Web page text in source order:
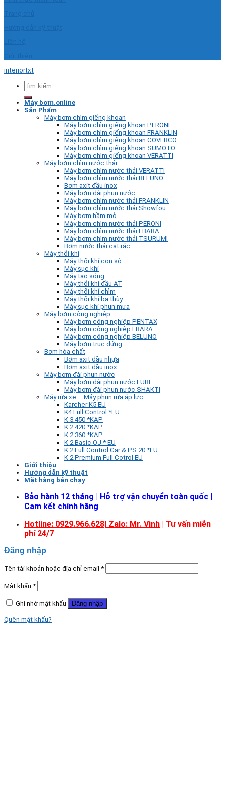
interiortxt
Tìm
kiếm:
Máy bơm.online
Sản Phẩm
Máy bơm chìm giếng khoan
Máy bơm chìm giếng khoan PERONI
Máy bơm chìm giếng khoan FRANKLIN
Máy bơm chìm giếng khoan COVERCO
Máy bơm chìm giếng khoan SUMOTO
Máy bơm chìm giếng khoan VERATTI
Máy bơm chìm nước thải
Máy bơm chìm nước thải VERATTI
Máy bơm chìm nước thải BELUNO
Bơm axit đầu inox
Máy bơm đài phun nước
Máy bơm chìm nước thải FRANKLIN
Máy bơm chìm nước thải Showfou
Máy bơm hầm mỏ
Máy bơm chìm nước thải PERONI
Máy bơm chìm nước thải EBARA
Máy bơm chìm nước thải TSURUMI
Bơm nước thải cắt rác
Máy thổi khí
Máy thổi khí con sò
Máy sục khí
Máy tạo sóng
Máy thổi khí đầu AT
Máy thổi khí chìm
Máy thổi khí ba thùy
Máy sục khí phun mưa
Máy bơm công nghiệp
Máy bơm công nghiệp PENTAX
Máy bơm công nghiệp EBARA
Máy bơm công nghiệp BELUNO
Máy bơm trục đứng
Bơm hóa chất
Bơm axit đầu nhựa
Bơm axit đầu inox
Máy bơm đài phun nước
Máy bơm đài phun nước LUBI
Máy bơm đài phun nước SHAKTI
Máy rửa xe – Máy phun rửa áp lực
Karcher K5 EU
K4 Full Control *EU
K 3.450 *KAP
K 2.420 *KAP
K 2.360 *KAP
K 2 Basic OJ * EU
K 2 Full Control Car & PS 20 *EU
K 2 Premium Full Cotrol EU
Giới thiệu
Hướng dẫn kỹ thuật
Mặt hàng bán chạy
Bảo hành 12 tháng | Hỗ trợ vận chuyển toàn quốc |
Cam kết chính hãng
Hotline: 0929.966.628| Zalo: Mr. Vinh | Tư vấn miễn
phí 24/7
Đăng nhập
Tên tài khoản hoặc địa chỉ email *
Mật khẩu *
Ghi nhớ mật khẩu Đăng nhập
Quên mật khẩu?